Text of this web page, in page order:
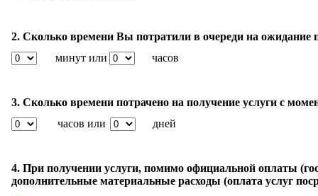
2. Сколько времени Вы потратили в очереди на ожидание
минут или
часов
3. Сколько времени потрачено на получение услуги с
часов или
дней
4. При получении услуги, помимо официальной оплаты
дополнительные материальные расходы (оплата услуг